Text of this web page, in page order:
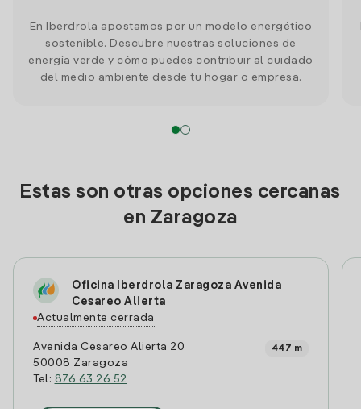
En Iberdrola apostamos por un modelo energético
sostenible. Descubre nuestras soluciones de
energía verde y cómo puedes contribuir al cuidado
del medio ambiente desde tu hogar o empresa.
Estas son otras opciones cercanas
en Zaragoza
Oficina Iberdrola Zaragoza Avenida
Cesareo Alierta
Actualmente cerrada
Avenida Cesareo Alierta 20
50008 Zaragoza
Tel: 876 63 26 52
447 m